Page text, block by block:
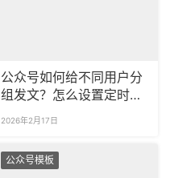
公众号如何给不同用户分
组发文？怎么设置定时发
2026年2月17日
公众号模板